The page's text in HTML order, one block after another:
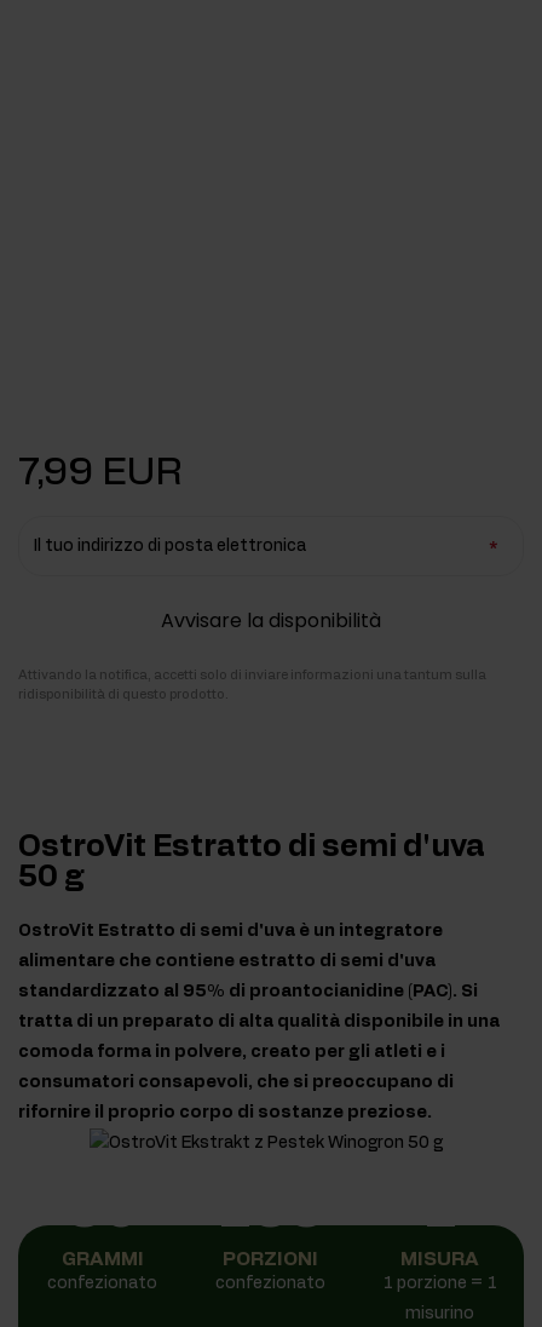
7,99 EUR
Il tuo indirizzo di posta elettronica
Avvisare la disponibilità
Attivando la notifica, accetti solo di inviare informazioni una tantum sulla
ridisponibilità di questo prodotto.
OstroVit Estratto di semi d'uva
50 g
OstroVit Estratto di semi d'uva è un integratore
alimentare che contiene estratto di semi d'uva
standardizzato al 95% di proantocianidine (PAC). Si
tratta di un preparato di alta qualità disponibile in una
comoda forma in polvere, creato per gli atleti e i
consumatori consapevoli, che si preoccupano di
rifornire il proprio corpo di sostanze preziose.
50
GRAMMI
confezionato
166
PORZIONI
confezionato
1
MISURA
1 porzione = 1
misurino